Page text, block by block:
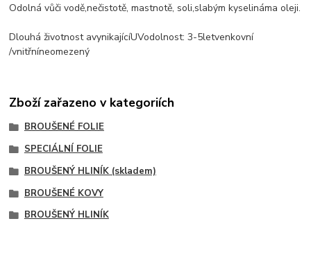
Odolná vůči vodě,nečistotě, mastnotě, soli,slabým kyselináma oleji.
Dlouhá životnost avynikajícíUVodolnost: 3-5letvenkovní
/vnitřníneomezený
Zboží zařazeno v kategoriích
BROUŠENÉ FOLIE
SPECIÁLNÍ FOLIE
BROUŠENÝ HLINÍK (skladem)
BROUŠENÉ KOVY
BROUŠENÝ HLINÍK